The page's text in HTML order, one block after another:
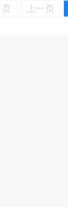
页 上一页